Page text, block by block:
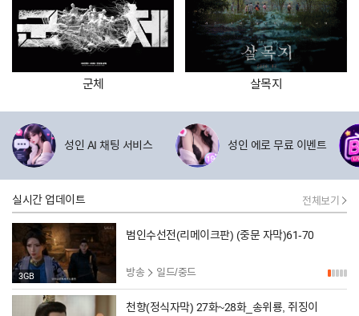
군체 살목지
성인 AI 채팅 서비스 성인 에로 무료 이벤트
실시간 업데이트
3GB
범인수선전(리메이크판) (중문 자막)61-70
방송 일드/중드
천향(정식자막) 27화~28화_송위룡, 쥐징이
전체보기